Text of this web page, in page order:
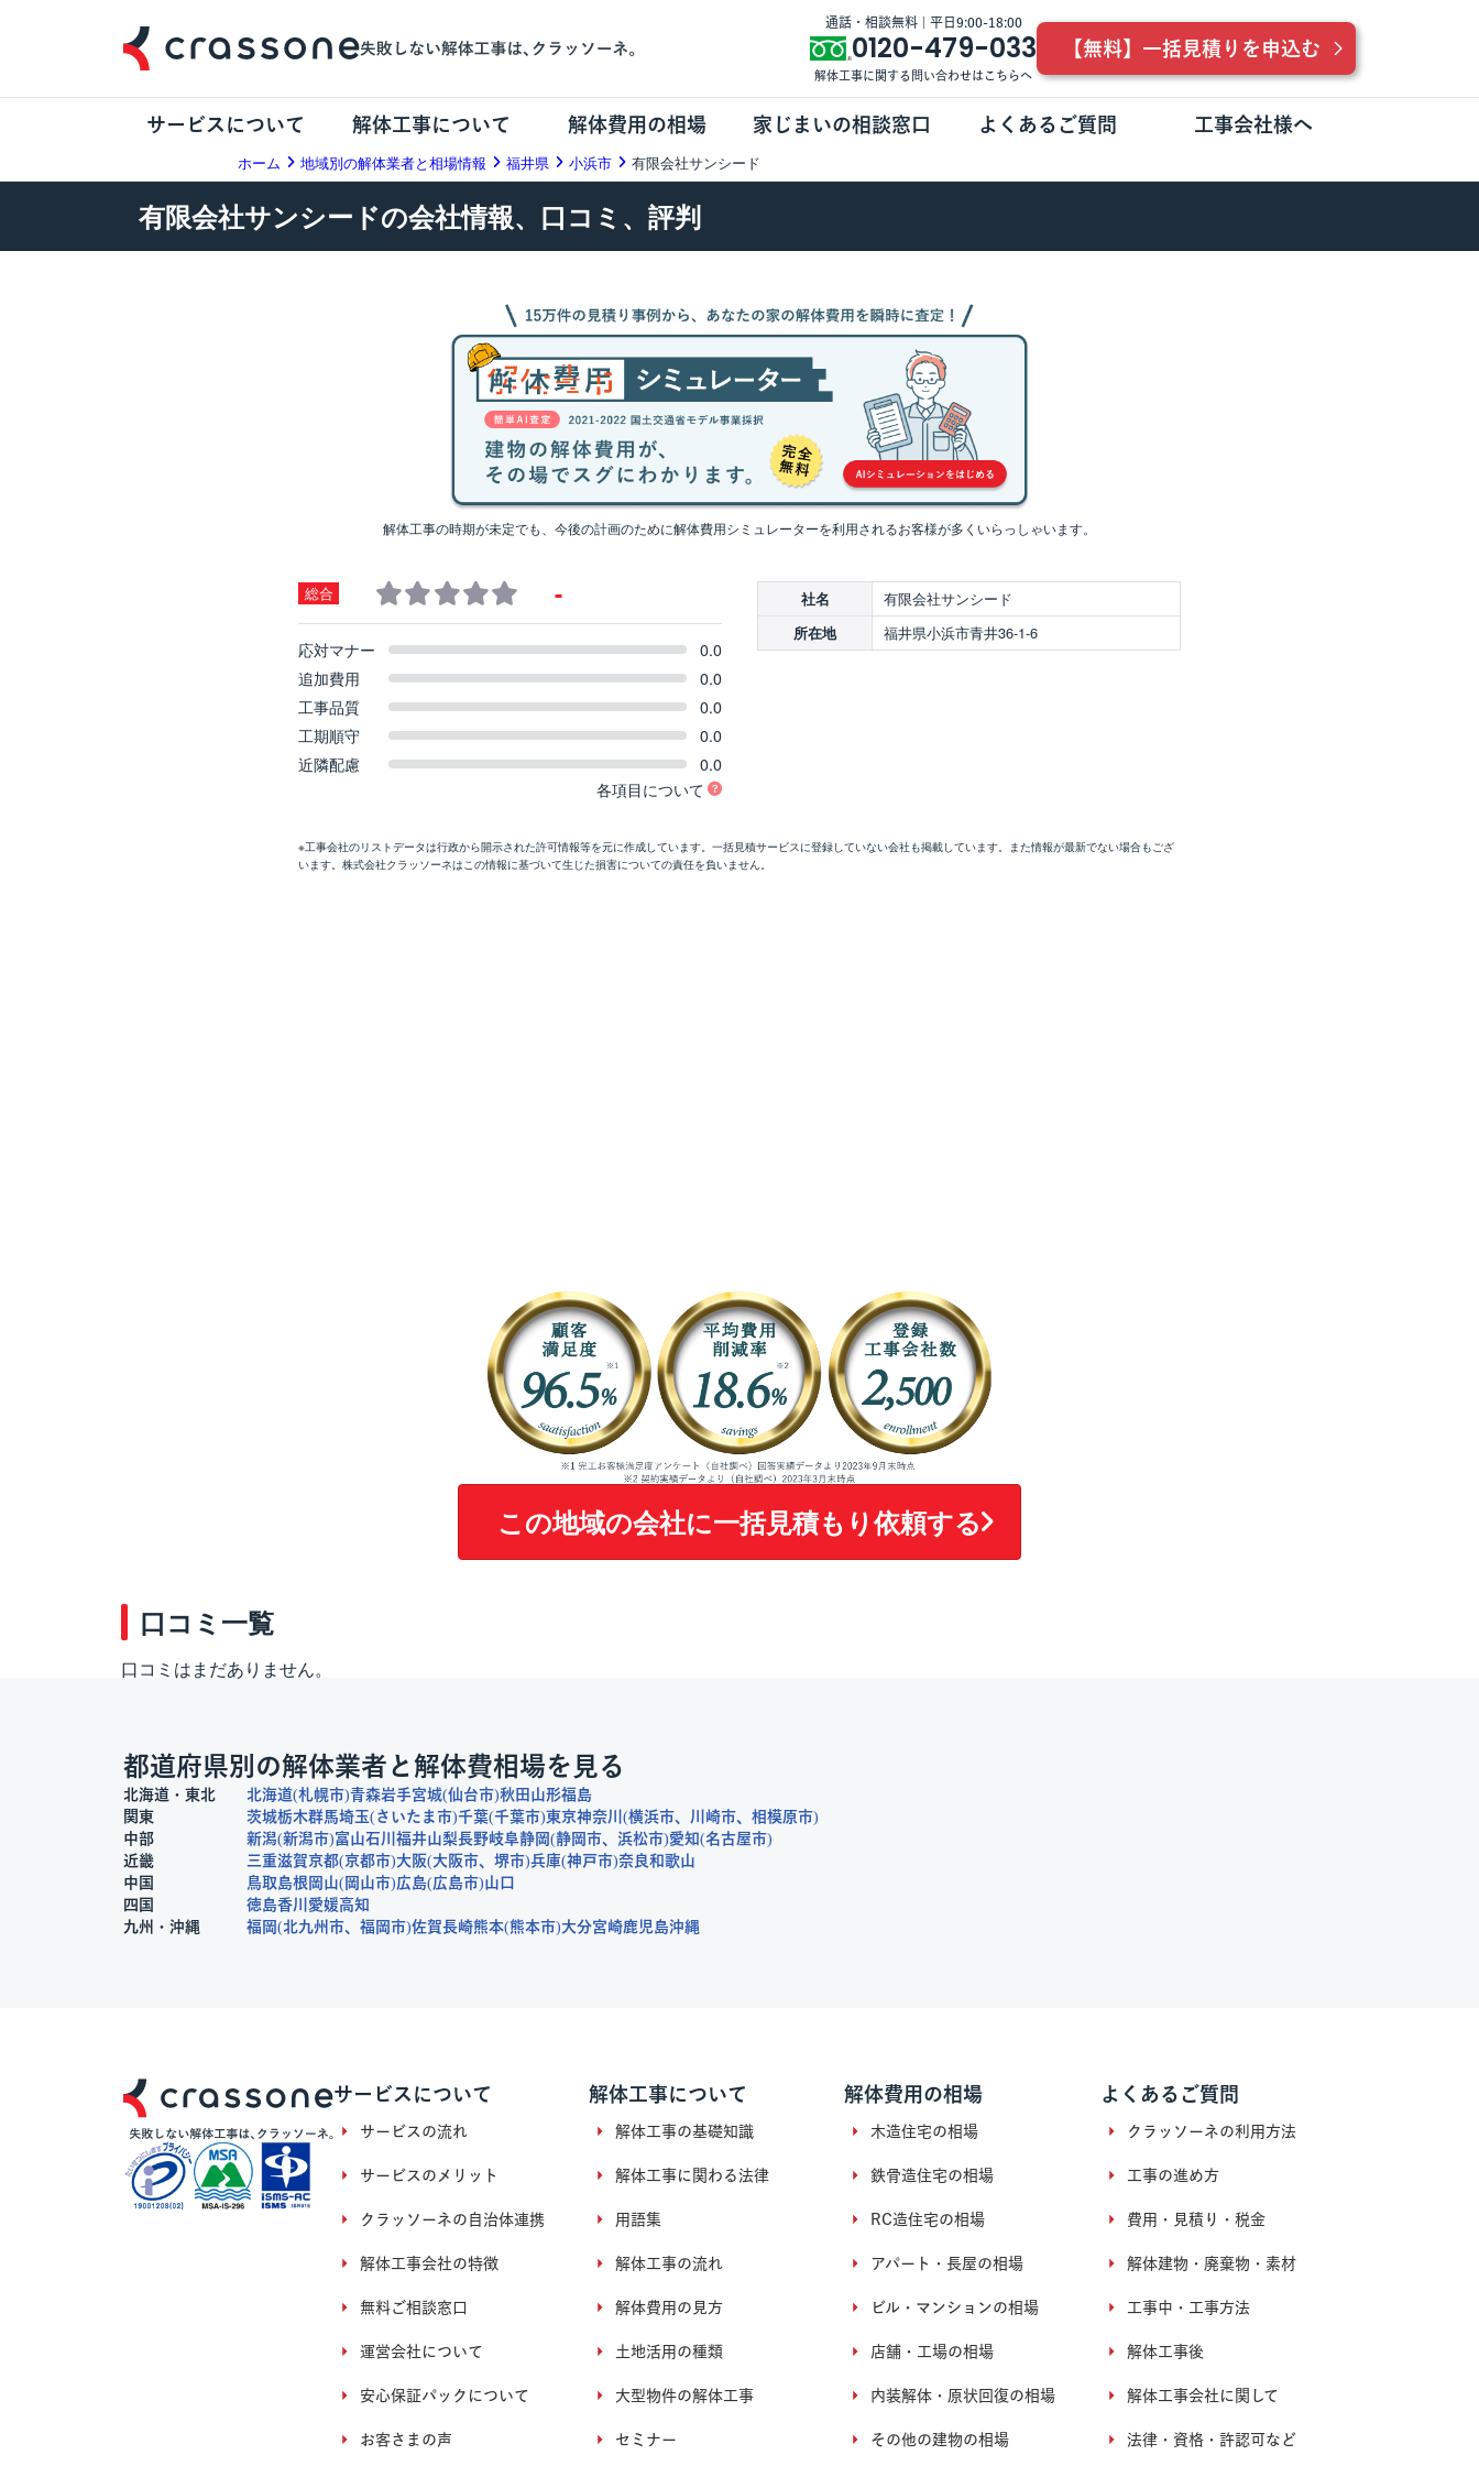
通話・相談無料 | 平日9:00-18:00
0120-479-033
解体工事に関する問い合わせはこちらへ
【無料】一括見積りを申込む
サービスについて 解体工事について 解体費用の相場 家じまいの相談窓口 よくあるご質問 工事会社様へ
ホーム 地域別の解体業者と相場情報 福井県 小浜市 有限会社サンシード
有限会社サンシードの会社情報、口コミ、評判
解体工事の時期が未定でも、今後の計画のために解体費用シミュレーターを利用されるお客様が多くいらっしゃいます。
総合 -
応対マナー
0.0
追加費用
0.0
工事品質
0.0
工期順守
0.0
近隣配慮
0.0
各項目について
社名 有限会社サンシード
所在地 福井県小浜市青井36-1-6
※工事会社のリストデータは行政から開示された許可情報等を元に作成しています。一括見積サービスに登録していない会社も掲載しています。また情報が最新でない場合もござ
います。株式会社クラッソーネはこの情報に基づいて生じた損害についての責任を負いません。
この地域の会社に一括見積もり依頼する
口コミ一覧
口コミはまだありません。
都道府県別の解体業者と解体費相場を見る
北海道・東北 北海道 札幌市 青森岩手宮城 仙台市 秋田 山形福島
関東
茨城栃木群馬埼玉 さいたま市 千葉 千葉市 東京神奈川 横浜市 川崎市
相模原市
中部
新潟 新潟市 富山石川 福井山梨長野岐阜静岡 静岡市 浜松市 愛知 名古屋市
近畿
三重滋賀京都 京都市 大阪 大阪市 堺市 兵庫 神戸市 奈良和歌山
中国
鳥取 島根 岡山 岡山市 広島 広島市 山口
四国
徳島香川 愛媛高知
九州・沖縄
福岡 北九州市 福岡市 佐賀長崎熊本 熊本市 大分宮崎鹿児島沖縄
サービスについて
サービスの流れ
サービスのメリット
クラッソーネの自治体連携
解体工事会社の特徴
無料ご相談窓口
運営会社について
安心保証パックについて
お客さまの声
解体工事について
解体工事の基礎知識
解体工事に関わる法律
用語集
解体工事の流れ
解体費用の見方
土地活用の種類
大型物件の解体工事
セミナー
解体費用の相場
木造住宅の相場
鉄骨造住宅の相場
RC造住宅の相場
アパート・長屋の相場
ビル・マンションの相場
店舗・工場の相場
内装解体・原状回復の相場
その他の建物の相場
よくあるご質問
クラッソーネの利用方法
工事の進め方
費用・見積り・税金
解体建物・廃棄物・素材
工事中・工事方法
解体工事後
解体工事会社に関して
法律・資格・許認可など